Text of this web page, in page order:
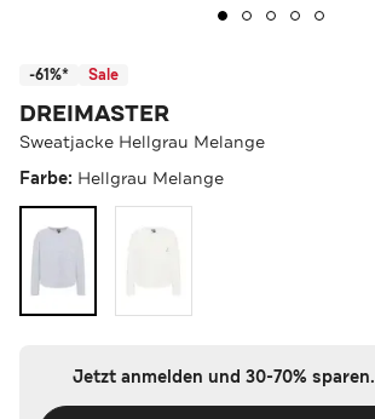
-61%* Sale
DREIMASTER
Sweatjacke Hellgrau Melange
Farbe: Hellgrau Melange
Jetzt anmelden und 30-70% sparen.